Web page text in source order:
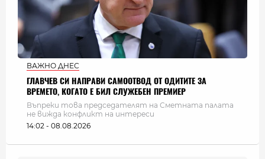
ВАЖНО ДНЕС
ГЛАВЧЕВ СИ НАПРАВИ САМООТВОД ОТ ОДИТИТЕ ЗА
ВРЕМЕТО, КОГАТО Е БИЛ СЛУЖЕБЕН ПРЕМИЕР
Въпреки това председателят на Сметната палата
не вижда конфликт на интереси
14:02 - 08.08.2026